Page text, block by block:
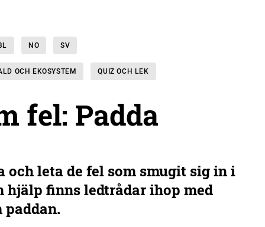
NO SV
OCH EKOSYSTEM QUIZ OCH LEK
fel: Padda
och leta de fel som smugit sig in i
hjälp finns ledtrådar ihop med